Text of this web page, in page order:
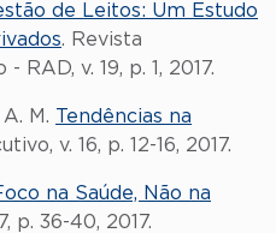
de Leitos: Um Estudo
. Revista
v. 19, p. 1, 2017.
M. Tendências na
v. 16, p. 12-16, 2017.
na Saúde, Não na
p. 36-40, 2017.